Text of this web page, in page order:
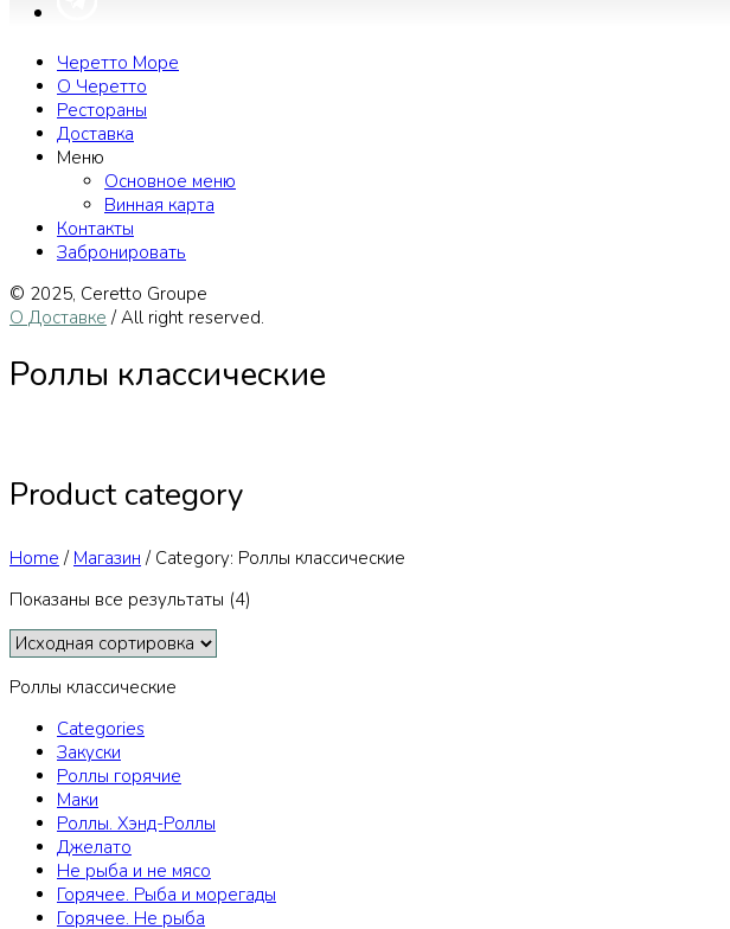
Черетто Море
О Черетто
Рестораны
Доставка
Меню
Основное меню
Винная карта
Контакты
Забронировать
© 2025, Сeretto Groupe
О Доставке / All right reserved.
Роллы классические
Product category
Home / Магазин / Category: Роллы классические
Показаны все результаты (4)
Роллы классические
Categories
Закуски
Роллы горячие
Маки
Роллы. Хэнд-Роллы
Джелато
Не рыба и не мясо
Горячее. Рыба и морегады
Горячее. Не рыба